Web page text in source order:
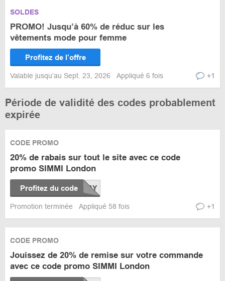
SOLDES
PROMO! Jusqu’à 60% de réduc sur les
vêtements mode pour femme
Profitez de l’offre
Valable jusqu’au Sept. 23, 2026 Appliqué 6 fois +1
Période de validité des codes probablement
expirée
CODE PROMO
20% de rabais sur tout le site avec ce code
promo SIMMI London
Profitez du code
Promotion terminée Appliqué 58 fois +1
CODE PROMO
Jouissez de 20% de remise sur votre commande
avec ce code promo SIMMI London